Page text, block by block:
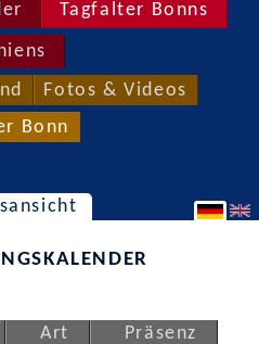
Tagfalter Bonns
Fotos & Videos
Bonn
Art
Präsenz